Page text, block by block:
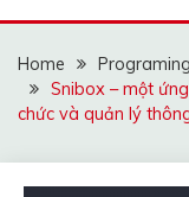
Home
Programing
Snibox – một
chức và quản lý